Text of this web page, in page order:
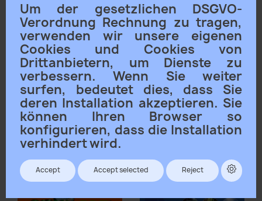
Um der gesetzlichen DSGVO-
Verordnung Rechnung zu tragen,
verwenden wir unsere eigenen
Cookies und Cookies von
Drittanbietern, um Dienste zu
verbessern. Wenn Sie weiter
surfen, bedeutet dies, dass Sie
deren Installation akzeptieren. Sie
können Ihren Browser so
konfigurieren, dass die Installation
verhindert wird.
Accept Accept selected Reject
9,90 €
NUR ONLINE
ERHÄLTLICH
MedErlSchutzengel19614_smpl
00:00
Klangmassage...
12,90 €
Klangmassage
Meditation_Smpl
00:00